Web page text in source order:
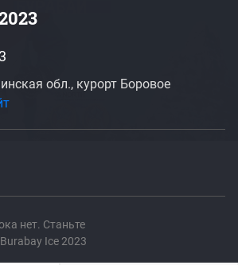
нет. Станьте
Ice 2023
обл., курорт Боровое